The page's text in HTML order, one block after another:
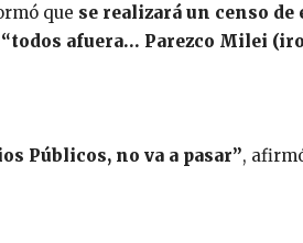
que se realizará un censo de
“todos afuera… Parezco Milei
Públicos, no va a pasar”,